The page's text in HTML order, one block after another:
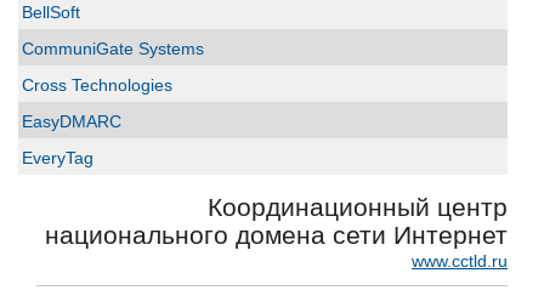
BellSoft
CommuniGate Systems
Cross Technologies
EasyDMARC
EveryTag
GS GROUP
Координационный центр
национального домена сети Интернет
www.cctld.ru